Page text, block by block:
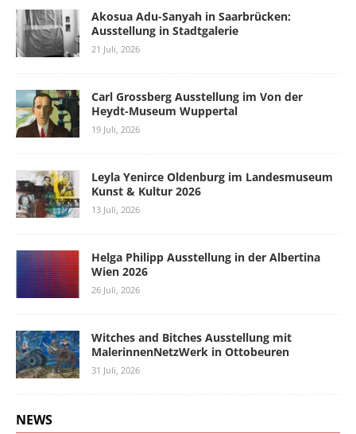
Akosua Adu-Sanyah in Saarbrücken:
Ausstellung in Stadtgalerie
21 Juli, 2026
Carl Grossberg Ausstellung im Von der
Heydt-Museum Wuppertal
19 Juli, 2026
Leyla Yenirce Oldenburg im Landesmuseum
Kunst & Kultur 2026
13 Juli, 2026
Helga Philipp Ausstellung in der Albertina
Wien 2026
26 Juli, 2026
Witches and Bitches Ausstellung mit
MalerinnenNetzWerk in Ottobeuren
31 Juli, 2026
NEWS